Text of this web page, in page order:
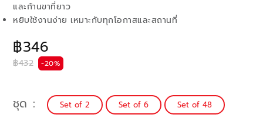
฿346
฿432 -20%
และก้านขาที่ยาว
หยิบใช้งานง่าย เหมาะกับทุกโอกาสและสถานที่
ชุด Set of 2 Set of 6 Set of 48